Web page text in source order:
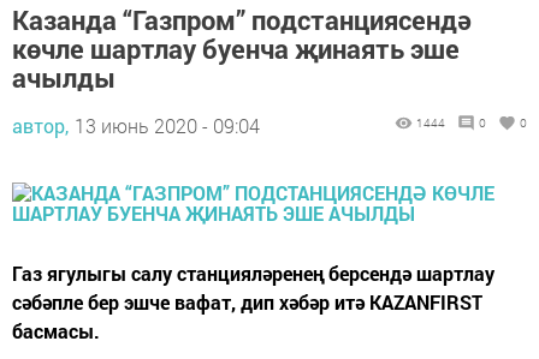
Казанда “Газпром” подстанциясендә
көчле шартлау буенча җинаять эше
ачылды
автор, 13 июнь 2020 - 09:04 1444 0 0
Газ ягулыгы салу станцияләренең берсендә шартлау
сәбәпле бер эшче вафат, дип хәбәр итә KAZANFIRST
басмасы.